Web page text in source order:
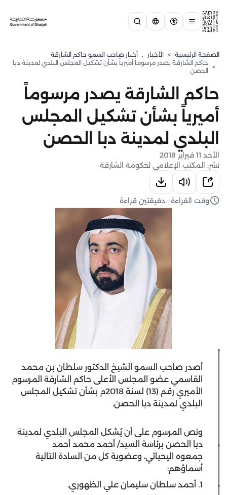
الصفحة الرئيسية > الأخبار , أخبار صاحب السمو حاكم الشارقة
>
حاكم الشارقة يصدر مرسوماً أميرياً بشأن تشكيل المجلس البلدي لمدينة دبا
الحصن
حاكم الشارقة يصدر مرسوماً
أميرياً بشأن تشكيل المجلس
البلدي لمدينة دبا الحصن
الأحد 11 فبراير 2018
نشر: المكتب الإعلامي لحكومة الشارقة
وقت القراءة : دقيقتين قراءة
أصدر صاحب السمو الشيخ الدكتور سلطان بن محمد
القاسمي عضو المجلس الأعلى حاكم الشارقة المرسوم
الأميري رقم (13) لسنة 2018م بشأن تشكيل المجلس
البلدي لمدينة دبا الحصن.
ونص المرسوم على أن يُشكل المجلس البلدي لمدينة
دبا الحصن برئاسة السيد/ أحمد محمد أحمد
جمعوه اليحيائي، وعضوية كل من السادة التالية
أسماؤهم:
1. أحمد سلطان سليمان علي الظهوري.